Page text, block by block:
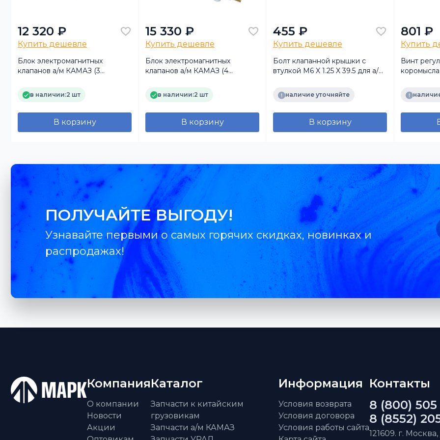
12 320 ₽
Купить дешевле
Блок электромагнитных
клапанов а/м КАМАЗ (3
Родинав наличии:2 шт
В корзину
15 330 ₽
Купить дешевле
Блок электромагнитных
клапанов а/м КАМАЗ (4
Родинав наличии:2 шт
В корзину
455 ₽
Купить дешевле
Болт клапанной крышки с
втулкой М6 X 1.25 X 39.5 для а/м
наличие уточняйте
В корзину
801 ₽
Купить
Винт
MB
ПОЛУЧАЙТЕ ВЫГОДУ!
Узнавайте первыми о самых горячих скидках, новинках и
распродажах!
Компания
О компании
Новости
Акции
Каталог
Запчасти к китайским
грузовикам
Запчасти а/м КАМАЗ
Информация
Условия возврата
Условия договора
Условия работы сайта
Контакты
8 (800)
8 (8552)
121609. г.